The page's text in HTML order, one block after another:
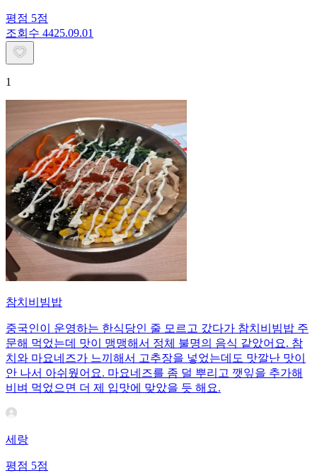
평점 5점
조회수 4425.09.01
1
참치비빔밥
중국인이 운영하는 한식당인 줄 모르고 갔다가 참치비빔밥 주
문해 먹었는데 맛이 맹맹해서 정체 불명의 음식 같았어요. 참
치와 마요네즈가 느끼해서 고추장을 넣었는데도 맛깔난 맛이
안 나서 아쉬웠어요. 마요네즈를 좀 덜 뿌리고 깻잎을 추가해
비벼 먹었으면 더 제 입맛에 맞았을 듯 해요.
세랑
평점 5점